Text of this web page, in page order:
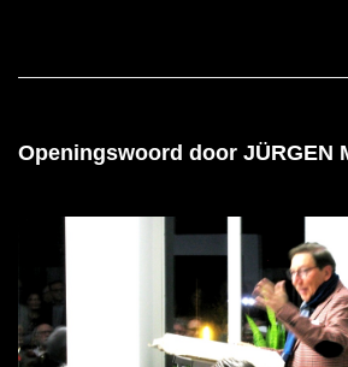
Openingswoord door JÜRGEN